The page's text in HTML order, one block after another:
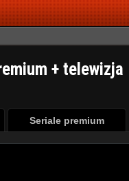
+ telewizja
Seriale premium